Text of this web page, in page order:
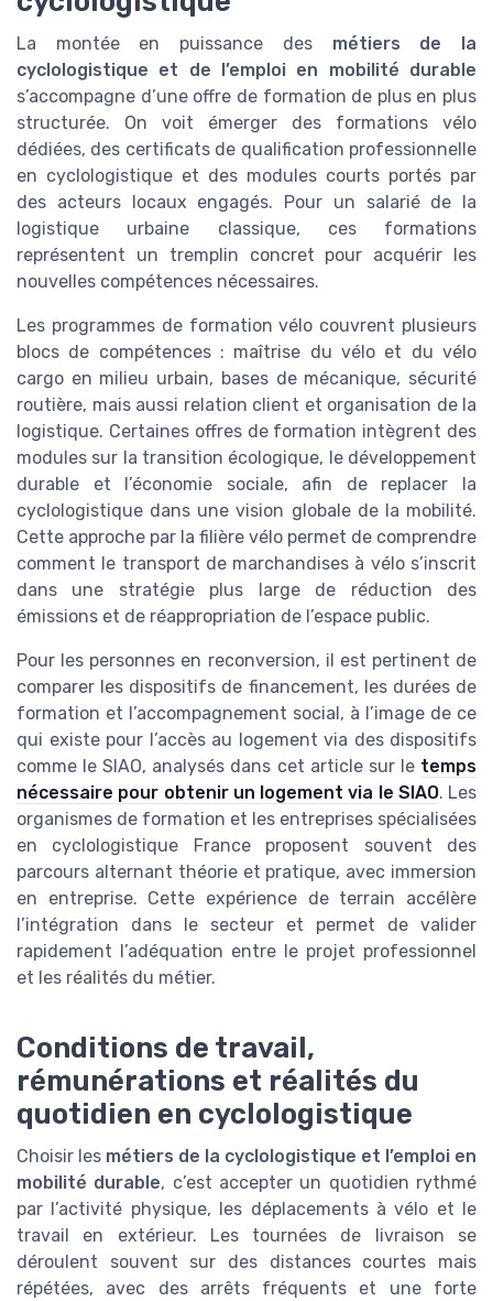
La montée en puissance des métiers de la
cyclologistique et de l’emploi en mobilité durable
s’accompagne d’une offre de formation de plus en plus
structurée. On voit émerger des formations vélo
dédiées, des certificats de qualification professionnelle
en cyclologistique et des modules courts portés par
des acteurs locaux engagés. Pour un salarié de la
logistique urbaine classique, ces formations
représentent un tremplin concret pour acquérir les
nouvelles compétences nécessaires.
Les programmes de formation vélo couvrent plusieurs
blocs de compétences : maîtrise du vélo et du vélo
cargo en milieu urbain, bases de mécanique, sécurité
routière, mais aussi relation client et organisation de la
logistique. Certaines offres de formation intègrent des
modules sur la transition écologique, le développement
durable et l’économie sociale, afin de replacer la
cyclologistique dans une vision globale de la mobilité.
Cette approche par la filière vélo permet de comprendre
comment le transport de marchandises à vélo s’inscrit
dans une stratégie plus large de réduction des
émissions et de réappropriation de l’espace public.
Pour les personnes en reconversion, il est pertinent de
comparer les dispositifs de financement, les durées de
formation et l’accompagnement social, à l’image de ce
qui existe pour l’accès au logement via des dispositifs
comme le SIAO, analysés dans cet article sur le temps
nécessaire pour obtenir un logement via le SIAO. Les
organismes de formation et les entreprises spécialisées
en cyclologistique France proposent souvent des
parcours alternant théorie et pratique, avec immersion
en entreprise. Cette expérience de terrain accélère
l’intégration dans le secteur et permet de valider
rapidement l’adéquation entre le projet professionnel
et les réalités du métier.
Conditions de travail,
rémunérations et réalités du
quotidien en cyclologistique
Choisir les métiers de la cyclologistique et l’emploi en
mobilité durable, c’est accepter un quotidien rythmé
par l’activité physique, les déplacements à vélo et le
travail en extérieur. Les tournées de livraison se
déroulent souvent sur des distances courtes mais
répétées, avec des arrêts fréquents et une forte